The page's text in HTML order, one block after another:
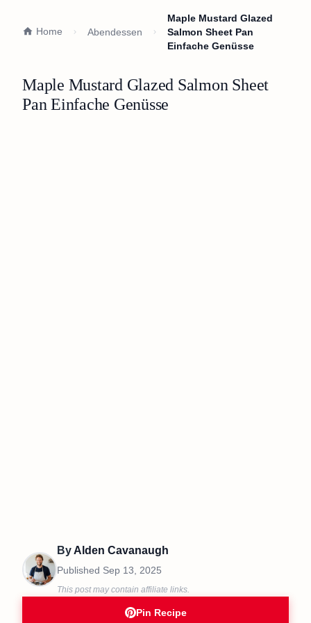
Home Abendessen
Maple Mustard Glazed
Salmon Sheet Pan
Einfache Genüsse
Maple Mustard Glazed Salmon Sheet
Pan Einfache Genüsse
ByAlden Cavanaugh
Published Sep 13, 2025
This post may contain affiliate links.
Pin Recipe